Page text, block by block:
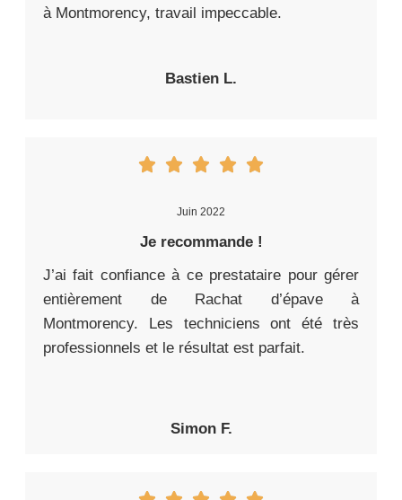
à Montmorency, travail impeccable.
Bastien L.
Juin 2022
Je recommande !
J’ai fait confiance à ce prestataire pour gérer
entièrement de Rachat d’épave à
Montmorency. Les techniciens ont été très
professionnels et le résultat est parfait.
Simon F.